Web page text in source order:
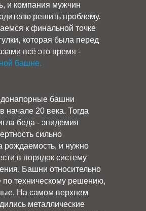
и компания мужчин
решить проблему.
к финальной точке
которая была перед
всё это время -
башне.
башни
начале 20 века. Тогда
беда - эпидемия
сильно
рождаемость, и нужно
в порядок систему
Башни относительно
техническому решению,
На самом верхнем
металлические